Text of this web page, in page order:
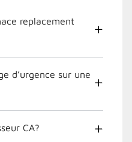
replacement
d’urgence sur une
CA?